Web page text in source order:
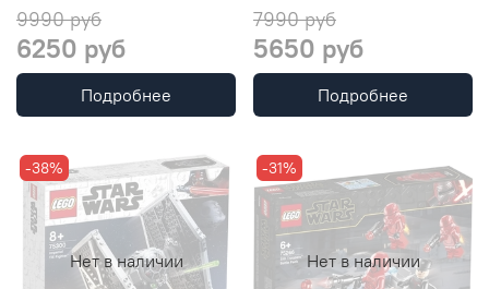
9990 руб
6250 руб
Подробнее
7990 руб
5650 руб
Подробнее
Нет в наличии
-38%
Нет в наличии
-31%